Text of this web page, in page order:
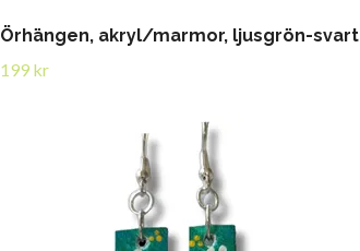
Örhängen, akryl/marmor, ljusgrön-svart
199 kr